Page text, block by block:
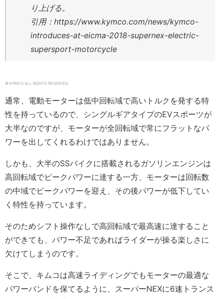
り上げる。
引用：https://www.kymco.com/news/kymco-
introduces-at-eicma-2018-supernex-electric-
supersport-motorcycle
© KYMCO ALL RIGHTS RESERVED.
通常、電動モーターは低中回転域で高いトルクを発する特
性を持っているので、シングルギアタイプのEVスポーツが
大半なのですが、モーターが全回転域で常にフラットなパ
ワーを出してくれるわけではありません。
しかも、大半のSSバイクに搭載されるガソリンエンジンは
高回転域でピークパワーに達する一方、モーターは回転数
の中域でピークパワーを迎え、その後パワーが低下してい
く特性を持っています。
そのためシフト操作なしで高回転域で最高速に達すること
ができても、パワー不足であればライダーが操る楽しさに
欠けてしまうのです。
そこで、キムコは高速ライディングでもモーターの最適な
パワーバンドを保てるように、スーパーNEXに6速トランス